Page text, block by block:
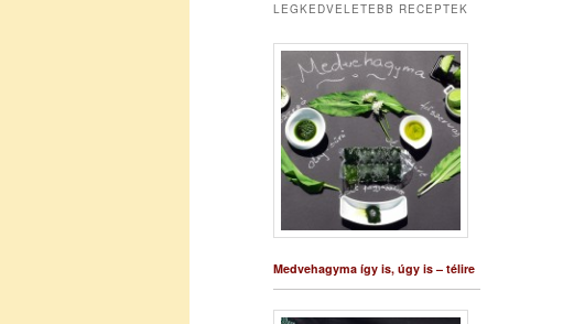
LEGKEDVELETEBB RECEPTEK
Medvehagyma így is, úgy is – télire